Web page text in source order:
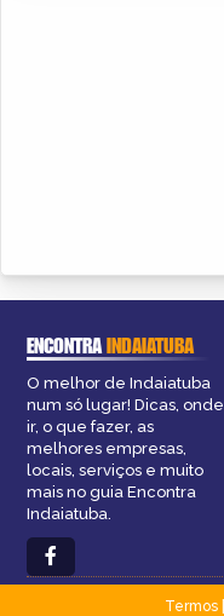
ENCONTRAINDAIATUBA
O melhor de Indaiatuba
num só lugar! Dicas, onde
ir, o que fazer, as
melhores empresas,
locais, serviços e muito
mais no guia Encontra
Indaiatuba.
Termos|